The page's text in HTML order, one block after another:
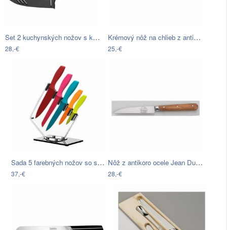
Set 2 kuchynských nožov s krytkou na…
28,-€
Krémový nôž na chlieb z antikoro ocele…
25,-€
Sada 5 farebných nožov so stojanom…
37,-€
Nôž z antikoro ocele Jean Dubost Olive,…
28,-€